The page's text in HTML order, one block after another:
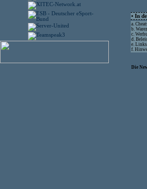
• In
a.
b.
c.
d.
e.
f.
Die